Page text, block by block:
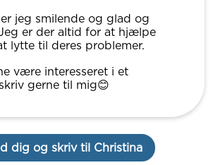
jeg smilende og glad og
er der altid for at hjælpe
lytte til deres problemer.
være interesseret i et
gerne til mig😊
dig og skriv til Christina